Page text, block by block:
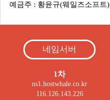
예금주 : 황윤규(웨일즈소프트)
네임서버
1차
ns1.hostwhale.co.kr
116.126.143.226